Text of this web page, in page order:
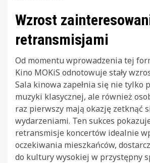
Wzrost
retransmisjami
Od momentu wprowadzenia tej
Kino MOKiS odnotowuje stały
Sala kinowa zapełnia się nie tylko
muzyki klasycznej, ale również
raz pierwszy mają okazję zetknąć
wydarzeniami. Ten sukces
retransmisje koncertów idealnie
oczekiwania mieszkańców,
do kultury wysokiej w przystępny